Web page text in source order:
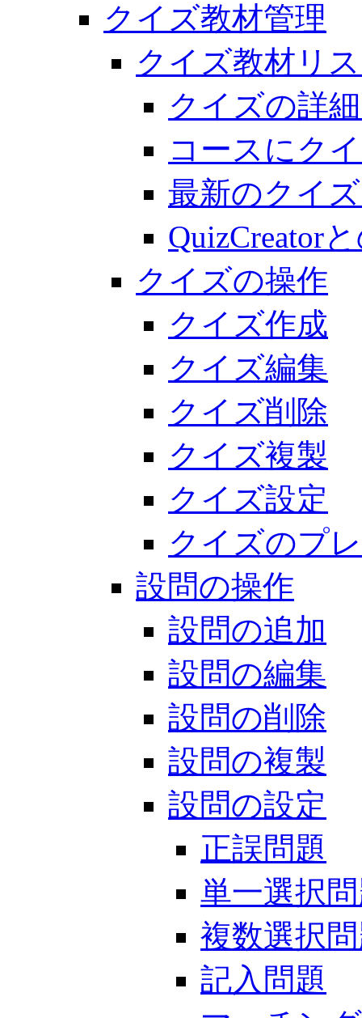
クイズ教材管理
クイズ教材リ
クイズの詳
コースにク
最新のクイ
QuizCreator
クイズの操作
クイズ作成
クイズ編集
クイズ削除
クイズ複製
クイズ設定
クイズのプ
設問の操作
設問の追加
設問の編集
設問の削除
設問の複製
設問の設定
正誤問題
単一選択
複数選択
記入問題